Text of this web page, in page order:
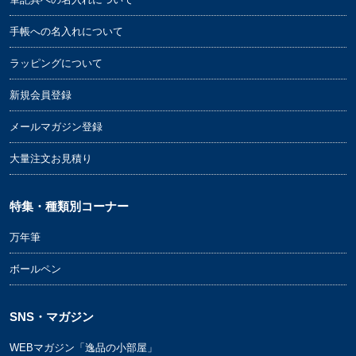
手帳への名入れについて
ラッピングについて
新規会員登録
メールマガジン登録
大量注文お見積り
特集・種類別コーナー
万年筆
ボールペン
SNS・マガジン
WEBマガジン「逸品の小部屋」